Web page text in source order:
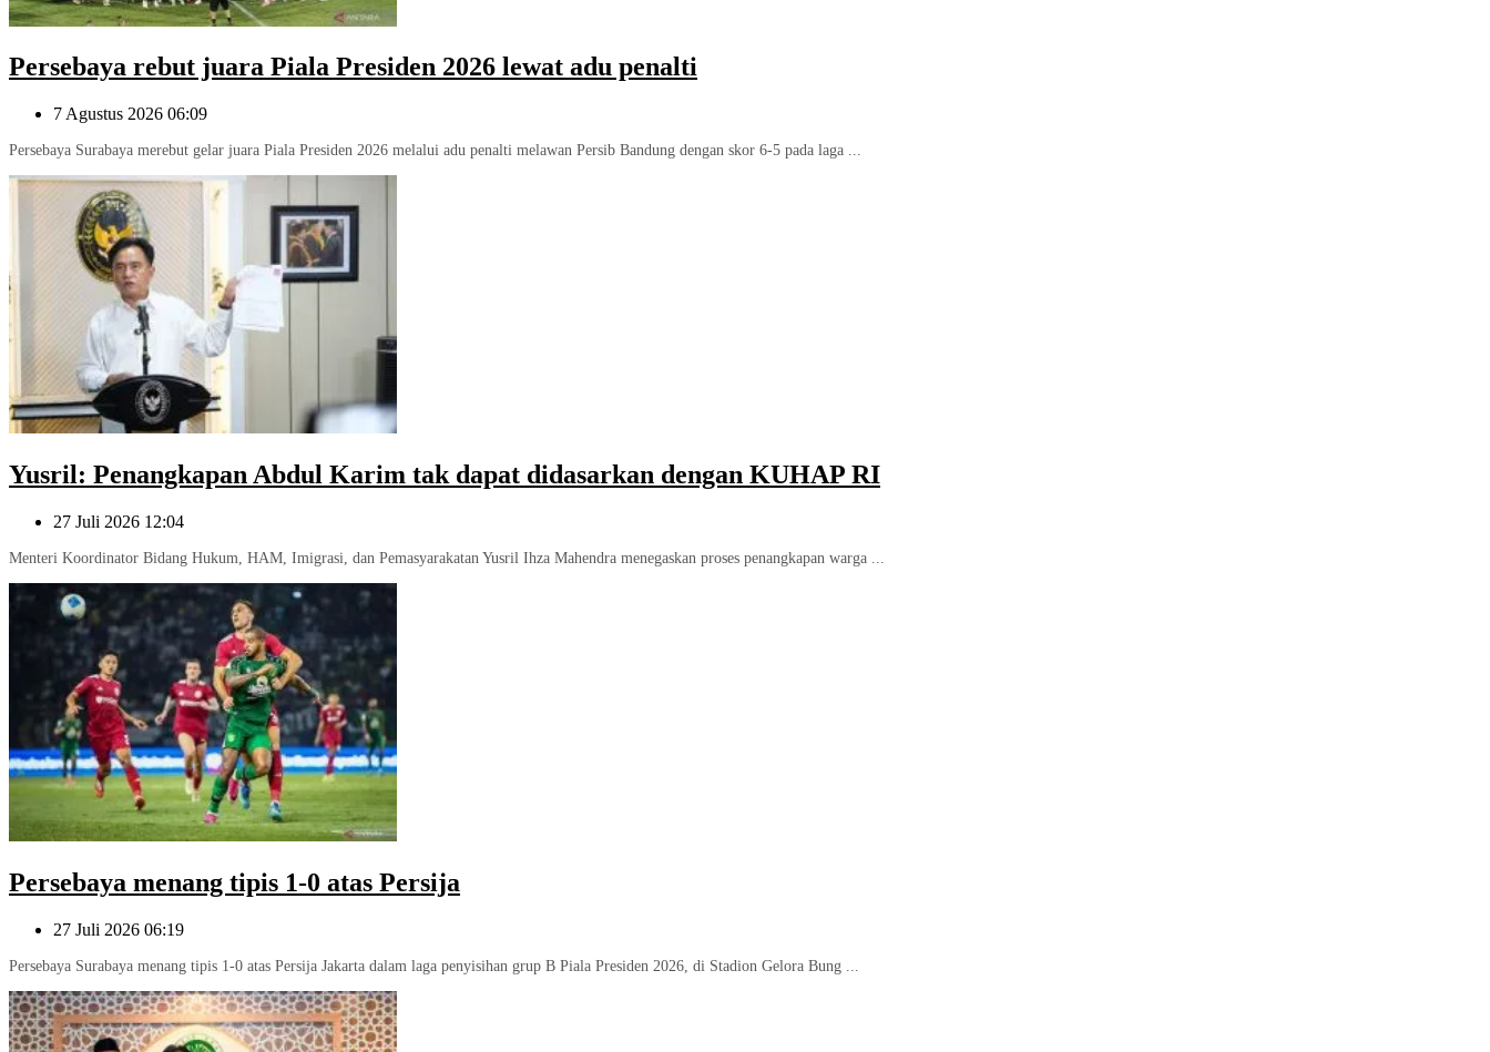
Persebaya rebut juara Piala Presiden 2026 lewat adu penalti
7 Agustus 2026 06:09
Persebaya Surabaya merebut gelar juara Piala Presiden 2026 melalui adu penalti melawan Persib Bandung dengan skor 6-5 pada laga ...
Yusril: Penangkapan Abdul Karim tak dapat didasarkan dengan KUHAP RI
27 Juli 2026 12:04
Menteri Koordinator Bidang Hukum, HAM, Imigrasi, dan Pemasyarakatan Yusril Ihza Mahendra menegaskan proses penangkapan warga ...
Persebaya menang tipis 1-0 atas Persija
27 Juli 2026 06:19
Persebaya Surabaya menang tipis 1-0 atas Persija Jakarta dalam laga penyisihan grup B Piala Presiden 2026, di Stadion Gelora Bung ...